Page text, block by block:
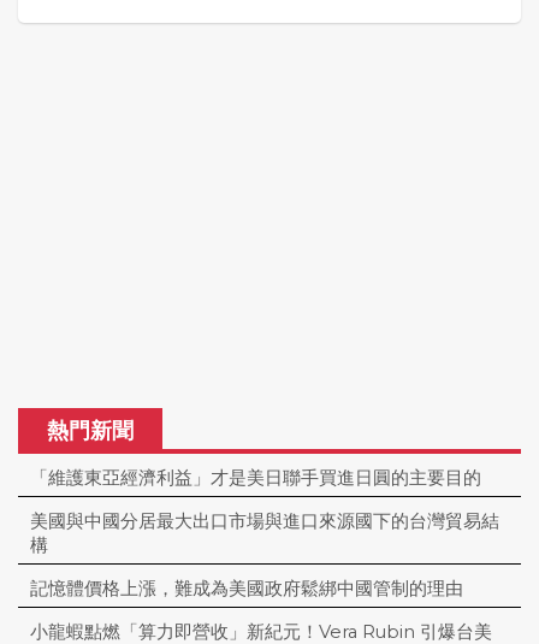
熱門新聞
「維護東亞經濟利益」才是美日聯手買進日圓的主要目的
美國與中國分居最大出口市場與進口來源國下的台灣貿易結
構
記憶體價格上漲，難成為美國政府鬆綁中國管制的理由
小龍蝦點燃「算力即營收」新紀元！Vera Rubin 引爆台美